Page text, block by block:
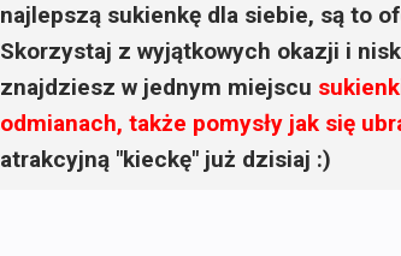
najlepszą sukienkę dla siebie, są to
Skorzystaj z wyjątkowych okazji i
znajdziesz w jednym miejscu
odmianach, także pomysły jak się
atrakcyjną "kieckę" już dzisiaj :)